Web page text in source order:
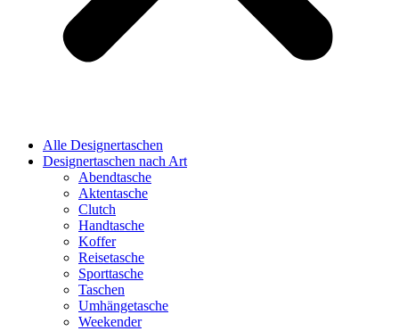
Alle Designertaschen
Designertaschen nach Art
Abendtasche
Aktentasche
Clutch
Handtasche
Koffer
Reisetasche
Sporttasche
Taschen
Umhängetasche
Weekender